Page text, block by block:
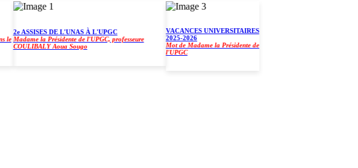
2e ASSISES DE L'UNAS À L'UPGC
Madame la Présidente de l'UPGC, professeure
COULIBALY Aoua Sougo
VACANCES UNIVERSITAIRES
2025-2026
Mot de Madame la Présidente de
l'UPGC